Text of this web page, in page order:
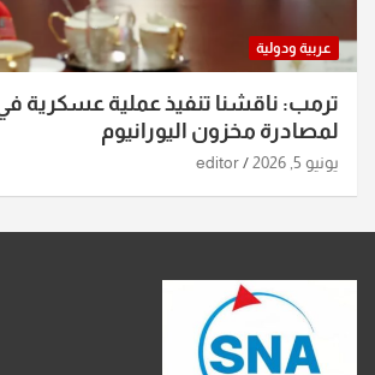
عربية ودولية
ترمب: ناقشنا تنفيذ عملية عسكرية في
لمصادرة مخزون اليورانيوم
يونيو 5, 2026 editor